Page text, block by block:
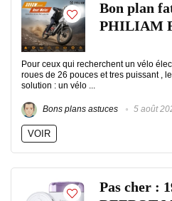
Bon plan
PHILIAM
Pour ceux qui recherchent un vélo
roues de 26 pouces et tres puissant ,
solution : un vélo ...
Bons plans astuces 5 août
VOIR
Pas cher :